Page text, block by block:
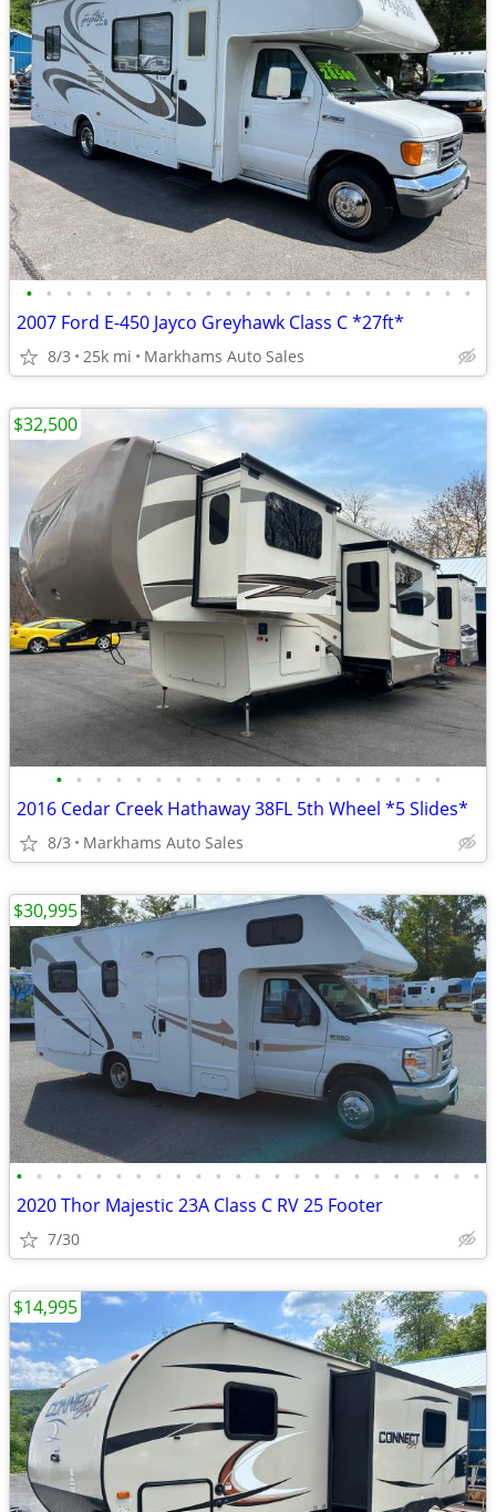
• • • • • • • • • • • • • • • • • • • • • • •
2007 Ford E-450 Jayco Greyhawk Class C *27ft*
8/3 25k mi Markhams Auto Sales
• • • • • • • • • • • • • • • • • • • •
2016 Cedar Creek Hathaway 38FL 5th Wheel *5 Slides*
8/3 Markhams Auto Sales
$32,500
• • • • • • • • • • • • • • • • • • • • • • • •
2020 Thor Majestic 23A Class C RV 25 Footer
7/30
$30,995
$14,995